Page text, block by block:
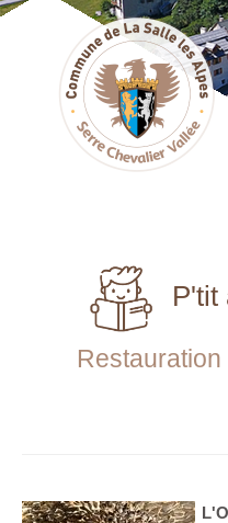
P'tit
Restauration